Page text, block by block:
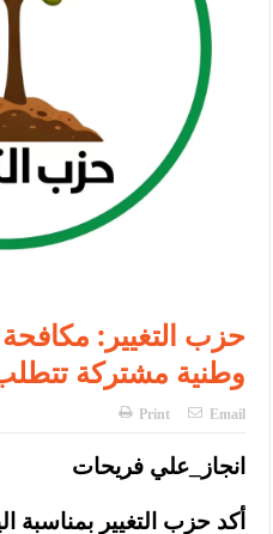
دعوة المكلفين بخدمة العلم
الملك
القاضي محمود أحمد
عارف بيك
حزب التغيير:
وطنية مشتركة
Print Email
انجاز_علي فريحات
أكد حزب التغيير بمناسبة